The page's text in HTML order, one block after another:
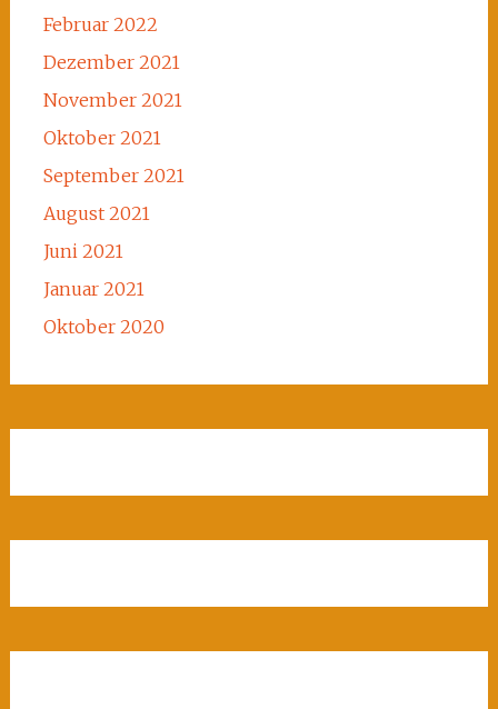
Februar 2022
Dezember 2021
November 2021
Oktober 2021
September 2021
August 2021
Juni 2021
Januar 2021
Oktober 2020